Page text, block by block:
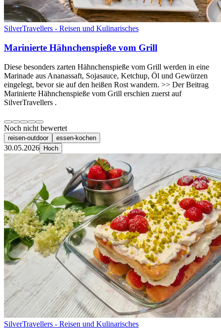
SilverTravellers - Reisen und Kulinarisches
Marinierte Hähnchenspieße vom Grill
Diese besonders zarten Hähnchenspieße vom Grill werden in eine
Marinade aus Ananassaft, Sojasauce, Ketchup, Öl und Gewürzen
eingelegt, bevor sie auf den heißen Rost wandern. >> Der Beitrag
Marinierte Hähnchenspieße vom Grill erschien zuerst auf
SilverTravellers .
Noch nicht bewertet
reisen-outdoor essen-kochen
30.05.2026 Hoch
SilverTravellers - Reisen und Kulinarisches